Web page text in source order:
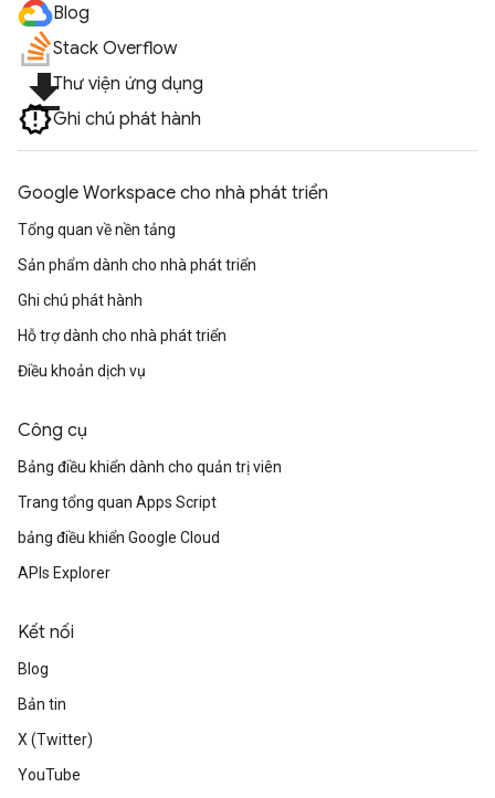
Blog
Stack Overflow
file_downloadThư viện ứng dụng
Ghi chú phát hành
Google Workspace cho nhà phát triển
Tổng quan về nền tảng
Sản phẩm dành cho nhà phát triển
Ghi chú phát hành
Hỗ trợ dành cho nhà phát triển
Điều khoản dịch vụ
Công cụ
Bảng điều khiển dành cho quản trị viên
Trang tổng quan Apps Script
bảng điều khiển Google Cloud
APIs Explorer
Kết nối
Blog
Bản tin
X (Twitter)
YouTube